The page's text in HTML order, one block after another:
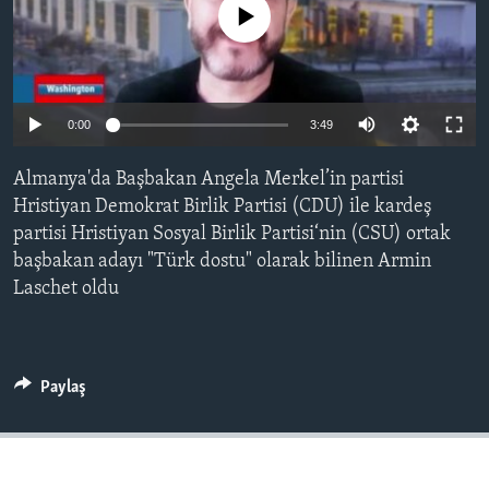
HAYATTAN
SANAT
BIZI TAKIP EDIN
Diller
No media source currently available
0:00 3:49
Almanya'da Başbakan Angela Merkel’in partisi
Hristiyan Demokrat Birlik Partisi (CDU) ile kardeş
partisi Hristiyan Sosyal Birlik Partisi‘nin (CSU) ortak
başbakan adayı "Türk dostu" olarak bilinen Armin
Laschet oldu
Paylaş